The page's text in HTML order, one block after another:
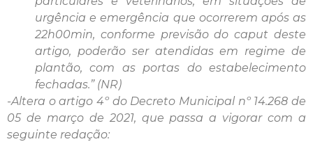
urgência e emergência que ocorrerem após as
22h00min, conforme previsão do caput deste
artigo, poderão ser atendidas em regime de
plantão, com as portas do estabelecimento
fechadas.” (NR)
-Altera o artigo 4º do Decreto Municipal nº 14.268 de
05 de março de 2021, que passa a vigorar com a
seguinte redação: